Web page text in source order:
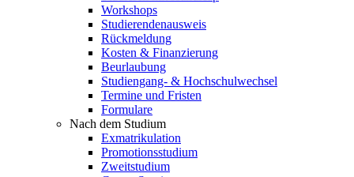
Workshops
Studierendenausweis
Rückmeldung
Kosten & Finanzierung
Beurlaubung
Studiengang- & Hochschulwechsel
Termine und Fristen
Formulare
Nach dem Studium
Exmatrikulation
Promotionsstudium
Zweitstudium